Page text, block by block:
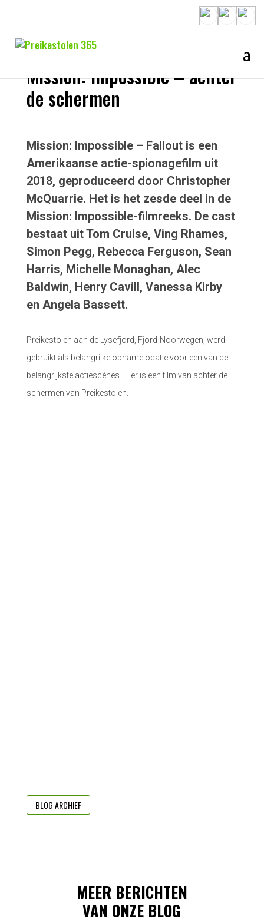
Mission: Impossible – achter
de schermen
Mission: Impossible – Fallout is een
Amerikaanse actie-spionagefilm uit
2018, geproduceerd door Christopher
McQuarrie. Het is het zesde deel in de
Mission: Impossible-filmreeks. De cast
bestaat uit Tom Cruise, Ving Rhames,
Simon Pegg, Rebecca Ferguson, Sean
Harris, Michelle Monaghan, Alec
Baldwin, Henry Cavill, Vanessa Kirby
en Angela Bassett.
Preikestolen aan de Lysefjord, Fjord-Noorwegen, werd
gebruikt als belangrijke opnamelocatie voor een van de
belangrijkste actiescènes. Hier is een film van achter de
schermen van Preikestolen.
BLOG ARCHIEF
MEER BERICHTEN
VAN ONZE BLOG